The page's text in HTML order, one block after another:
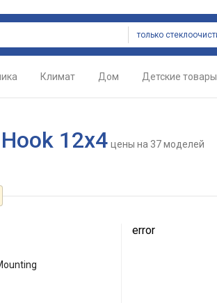
Климат Дом Детские товары
12x4 цены на 37 моделей
error